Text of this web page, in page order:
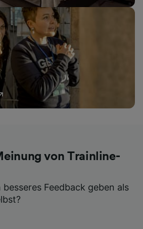
von Trainline-
Feedback geben als